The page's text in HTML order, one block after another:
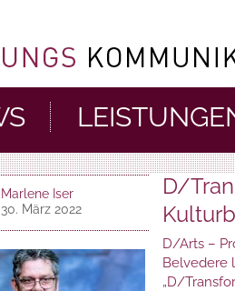
Marlene Iser
30. März 2022
D/
D/Arts –
Belvedere
„D/